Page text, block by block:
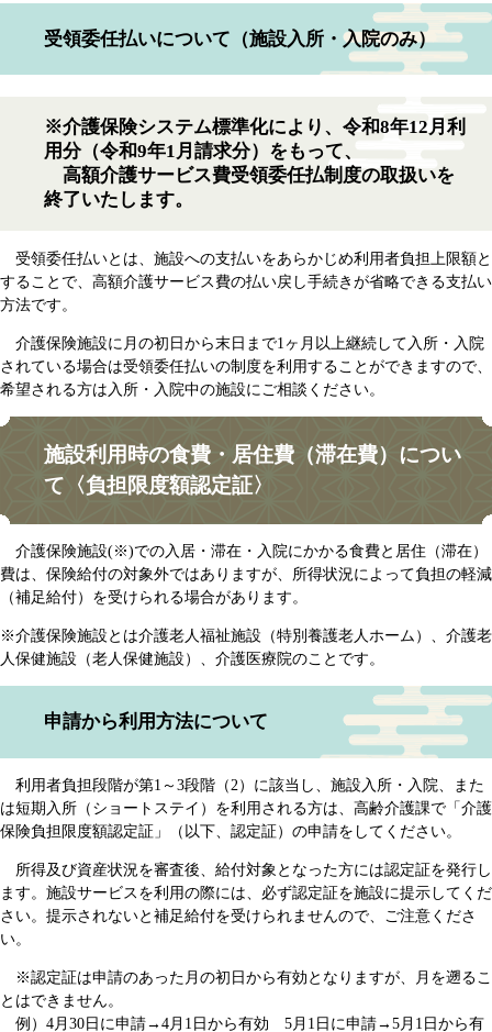
受領委任払いについて（施設入所・入院のみ）
※介護保険システム標準化により、令和8年12月利
用分（令和9年1月請求分）をもって、
高額介護サービス費受領委任払制度の取扱いを
終了いたします。
受領委任払いとは、施設への支払いをあらかじめ利用者負担上限額と
することで、高額介護サービス費の払い戻し手続きが省略できる支払い
方法です。
介護保険施設に月の初日から末日まで1ヶ月以上継続して入所・入院
されている場合は受領委任払いの制度を利用することができますので、
希望される方は入所・入院中の施設にご相談ください。
施設利用時の食費・居住費（滞在費）につい
て〈負担限度額認定証〉
介護保険施設(※)での入居・滞在・入院にかかる食費と居住（滞在）
費は、保険給付の対象外ではありますが、所得状況によって負担の軽減
（補足給付）を受けられる場合があります。
※介護保険施設とは介護老人福祉施設（特別養護老人ホーム）、介護老
人保健施設（老人保健施設）、介護医療院のことです。
申請から利用方法について
利用者負担段階が第1～3段階（2）に該当し、施設入所・入院、また
は短期入所（ショートステイ）を利用される方は、高齢介護課で「介護
保険負担限度額認定証」（以下、認定証）の申請をしてください。
所得及び資産状況を審査後、給付対象となった方には認定証を発行し
ます。施設サービスを利用の際には、必ず認定証を施設に提示してくだ
さい。提示されないと補足給付を受けられませんので、ご注意くださ
い。
※認定証は申請のあった月の初日から有効となりますが、月を遡るこ
とはできません。
例）4月30日に申請→4月1日から有効 5月1日に申請→5月1日から有